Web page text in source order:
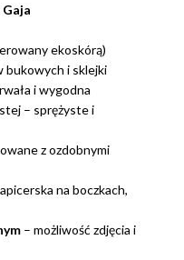
ekoskórą)
bukowych i sklejki
i wygodna
– sprężyste i
z ozdobnymi
na boczkach,
– możliwość zdjęcia i